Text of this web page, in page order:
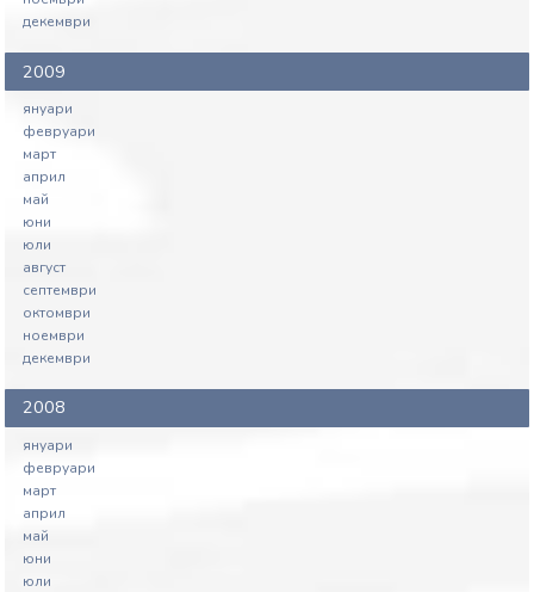
декември
2009
януари
февруари
март
април
май
юни
юли
август
септември
октомври
ноември
декември
2008
януари
февруари
март
април
май
юни
юли